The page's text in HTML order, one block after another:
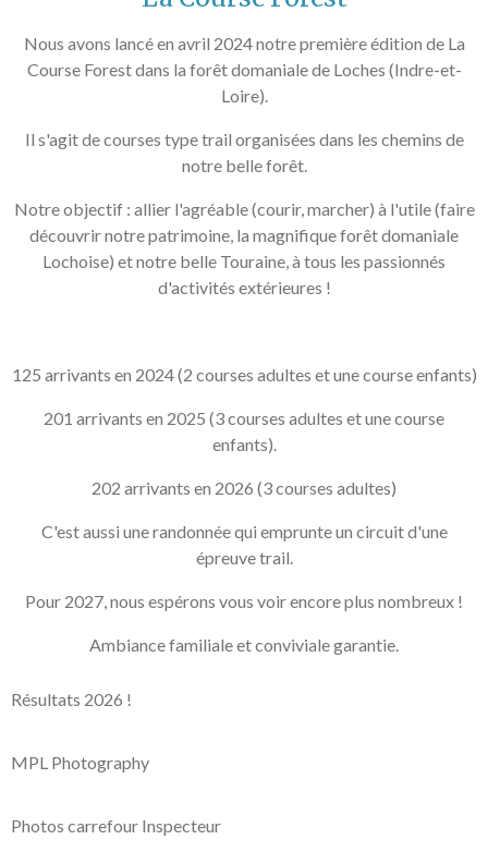
Nous avons lancé en avril 2024 notre première édition de La
Course Forest dans la forêt domaniale de Loches (Indre-et-
Loire).
Il s'agit de courses type trail organisées dans les chemins de
notre belle forêt.
Notre objectif : allier l'agréable (courir, marcher) à l'utile (faire
découvrir notre patrimoine, la magnifique forêt domaniale
Lochoise) et notre belle Touraine, à tous les passionnés
d'activités extérieures !
125 arrivants en 2024 (2 courses adultes et une course enfants)
201 arrivants en 2025 (3 courses adultes et une course
enfants).
202 arrivants en 2026 (3 courses adultes)
C'est aussi une randonnée qui emprunte un circuit d'une
épreuve trail.
Pour 2027, nous espérons vous voir encore plus nombreux !
Ambiance familiale et conviviale garantie.
Résultats 2026 !
MPL Photography
Photos carrefour Inspecteur